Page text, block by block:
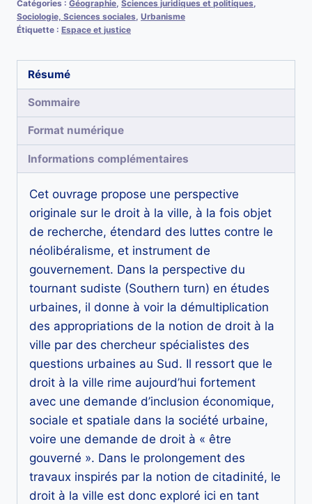
et
construire
droit
à
ville
:
expériences
Sud.
La
dimension
politique
des
pratiques
citadines
Catégories : Géographie, Sciences juridiques et politiques,
Sociologie, Sciences sociales, Urbanisme
Étiquette : Espace et justice
Résumé
Sommaire
Format numérique
Informations complémentaires
Cet ouvrage propose une perspective
originale sur le droit à la ville, à la fois objet
de recherche, étendard des luttes contre le
néolibéralisme, et instrument de
gouvernement. Dans la perspective du
tournant sudiste (Southern turn) en études
urbaines, il donne à voir la démultiplication
des appropriations de la notion de droit à la
ville par des chercheur spécialistes des
questions urbaines au Sud. Il ressort que le
droit à la ville rime aujourd’hui fortement
avec une demande d’inclusion économique,
sociale et spatiale dans la société urbaine,
voire une demande de droit à « être
gouverné ». Dans le prolongement des
travaux inspirés par la notion de citadinité, le
droit à la ville est donc exploré ici en tant